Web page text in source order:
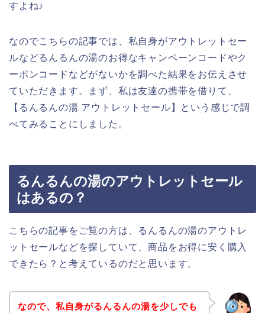
すよね♪
なのでこちらの記事では、私自身がアウトレットセー
ルなどるんるんの湯のお得なキャンペーンコードやク
ーポンコードなどがないかを調べた結果をお伝えさせ
ていただきます。まず、私は友達の携帯を借りて、
【るんるんの湯 アウトレットセール】という感じで調
べてみることにしました。
るんるんの湯のアウトレットセール
はあるの？
こちらの記事をご覧の方は、るんるんの湯のアウトレ
ットセールなどを探していて、商品をお得に安く購入
できたら？と考えているのだと思います。
なので、私自身がるんるんの湯を少しでも